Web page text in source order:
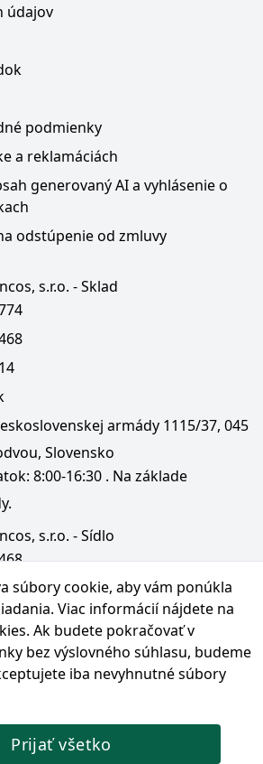
súbory cookie, aby vám ponúkla
Viac informácií nájdete na
. Ak budete pokračovať v
bez výslovného súhlasu, budeme
iba nevyhnutné súbory
Prijať všetko
údajov
podmienky
a reklamáciách
generovaný AI a vyhlásenie o
odstúpenie od zmluvy
s.r.o. - Sklad
armády 1115/37, 045
Slovensko
8:00-16:30 . Na základe
s.r.o. - Sídlo
4, 831 06 Bratislava - m. č.